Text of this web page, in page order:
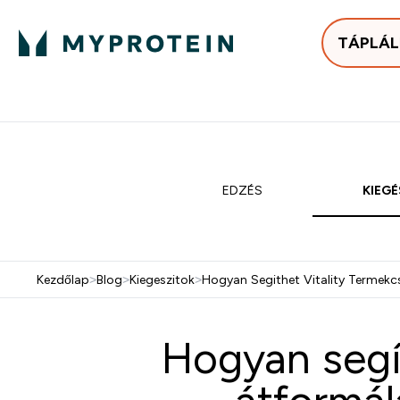
EDZÉS
Kezdőlap>Blog>Kiegeszitok>Hogyan Segithet Vitality
Hogyan